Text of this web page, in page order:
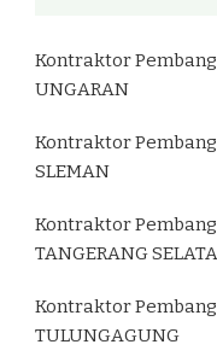
Kontraktor
UNGARAN
Kontraktor
SLEMAN
Kontraktor
TANGERANG
Kontraktor
TULUNGAGUNG